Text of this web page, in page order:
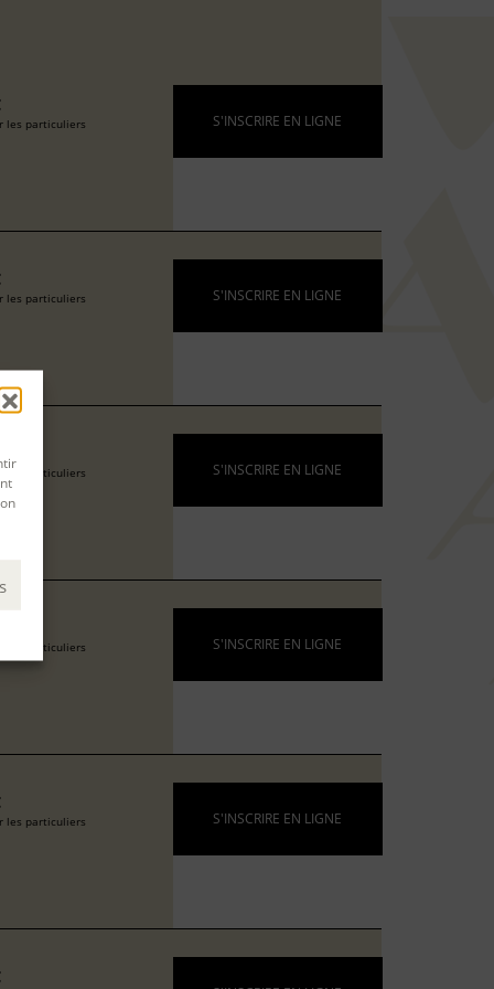
les particuliers S'INSCRIRE EN LIGNE
les particuliers S'INSCRIRE EN LIGNE
les particuliers S'INSCRIRE EN LIGNE
les particuliers S'INSCRIRE EN LIGNE
les particuliers S'INSCRIRE EN LIGNE